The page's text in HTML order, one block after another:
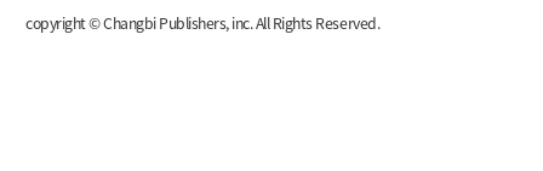
copyright © Changbi Publishers, inc. All Rights Reserved.